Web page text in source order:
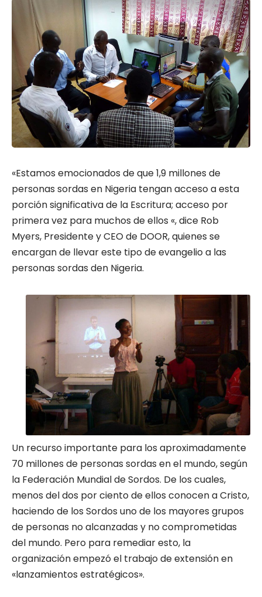
«Estamos emocionados de que 1,9 millones de
personas sordas en Nigeria tengan acceso a esta
porción significativa de la Escritura; acceso por
primera vez para muchos de ellos «, dice Rob
Myers, Presidente y CEO de DOOR, quienes se
encargan de llevar este tipo de evangelio a las
personas sordas den Nigeria.
Un recurso importante para los aproximadamente
70 millones de personas sordas en el mundo, según
la Federación Mundial de Sordos. De los cuales,
menos del dos por ciento de ellos conocen a Cristo,
haciendo de los Sordos uno de los mayores grupos
de personas no alcanzadas y no comprometidas
del mundo. Pero para remediar esto, la
organización empezó el trabajo de extensión en
«lanzamientos estratégicos».